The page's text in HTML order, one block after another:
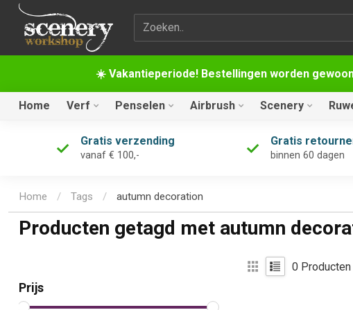
☀️ Vakantieperiode! Bestellingen worden
Zoekterm
Home Verf Penselen Airbrush Scenery
Gratis verzending
vanaf € 100,-
Gratis
binnen 60 dagen
Home / Tags / autumn decoration
Producten getagd met autumn
Prijs
0 Producten